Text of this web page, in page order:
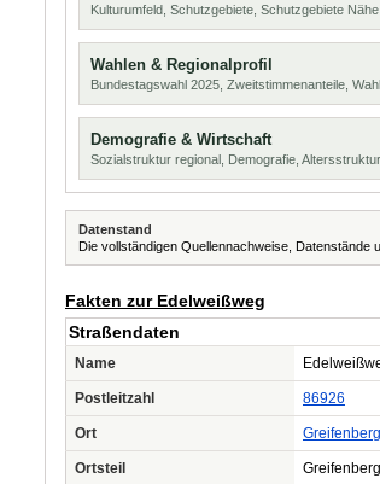
Kulturumfeld, Schutzgebiete, Schutzgebiete Nähe
Wahlen & Regionalprofil
Bundestagswahl 2025, Zweitstimmenanteile,
Demografie & Wirtschaft
Sozialstruktur regional, Demografie, Altersstruktur
Datenstand
Die vollständigen Quellennachweise, Datenstände
Fakten zur Edelweißweg
Straßendaten
Name
Postleitzahl 86926
Ort Greifenberg
Ortsteil Greifenberg